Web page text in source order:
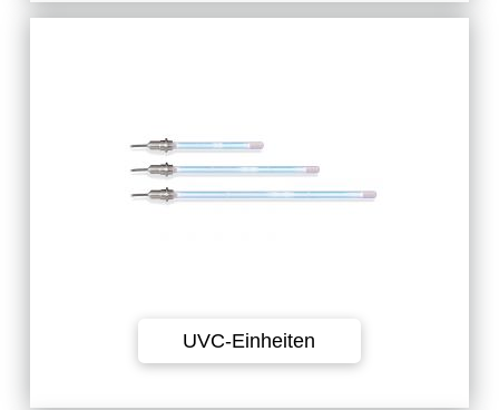
UVC-Einheiten